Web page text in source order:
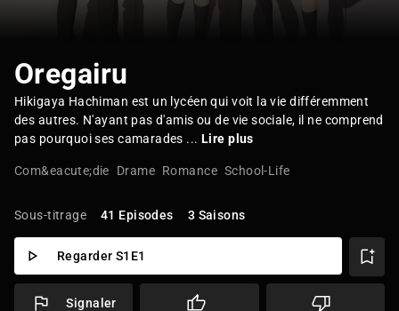
Oregairu
Hikigaya Hachiman est un lycéen qui voit la vie différemment
des autres. N'ayant pas d'amis ou de vie sociale, il ne comprend
pas pourquoi ses camarades ...Lire plus
Com&eacute;die Drame Romance School-Life
Sous-titrage 41 Episodes 3 Saisons
Regarder S1E1
Signaler